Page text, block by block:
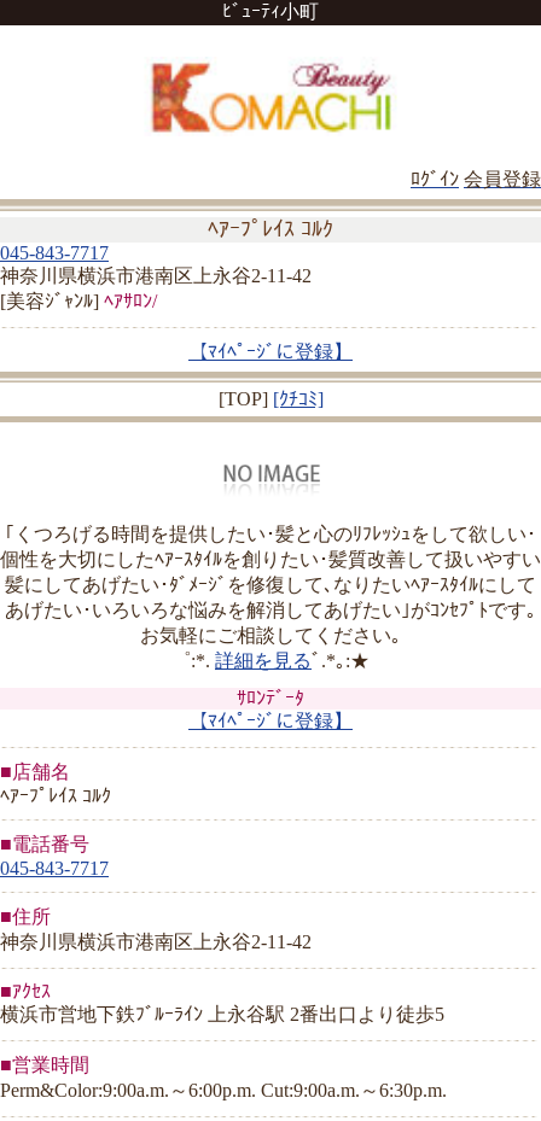
ﾋﾞｭｰﾃｨ小町
ﾛｸﾞｲﾝ 会員登録
ﾍｱｰﾌﾟﾚｲｽ ｺﾙｸ
045-843-7717
神奈川県横浜市港南区上永谷2-11-42
[美容ｼﾞｬﾝﾙ] ﾍｱｻﾛﾝ/
【ﾏｲﾍﾟｰｼﾞに登録】
[TOP] [ｸﾁｺﾐ]
｢くつろげる時間を提供したい･髪と心のﾘﾌﾚｯｼｭをして欲しい･
個性を大切にしたﾍｱｰｽﾀｲﾙを創りたい･髪質改善して扱いやすい
髪にしてあげたい･ﾀﾞﾒｰｼﾞを修復して､なりたいﾍｱｰｽﾀｲﾙにして
あげたい･いろいろな悩みを解消してあげたい｣がｺﾝｾﾌﾟﾄです｡
お気軽にご相談してください｡
゜:*. 詳細を見るﾞ.*｡:★
ｻﾛﾝﾃﾞｰﾀ
【ﾏｲﾍﾟｰｼﾞに登録】
■店舗名
ﾍｱｰﾌﾟﾚｲｽ ｺﾙｸ
■電話番号
045-843-7717
■住所
神奈川県横浜市港南区上永谷2-11-42
■ｱｸｾｽ
横浜市営地下鉄ﾌﾞﾙｰﾗｲﾝ 上永谷駅 2番出口より徒歩5
■営業時間
Perm&Color:9:00a.m.～6:00p.m. Cut:9:00a.m.～6:30p.m.